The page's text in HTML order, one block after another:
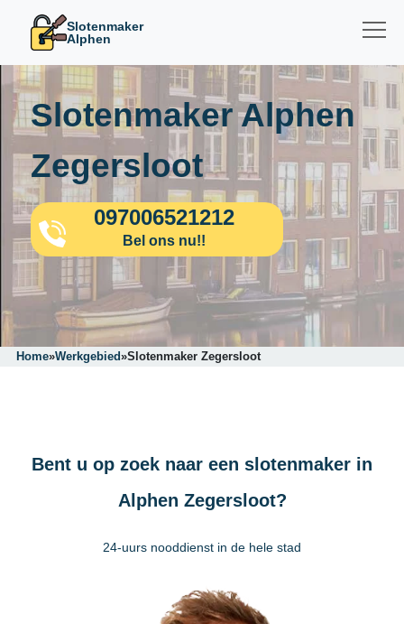
Slotenmaker
Alphen
Slotenmaker Alphen
Zegersloot
097006521212
Bel ons nu!!
Home»Werkgebied»Slotenmaker Zegersloot
Bent u op zoek naar een slotenmaker in
Alphen Zegersloot?
24-uurs nooddienst in de hele stad